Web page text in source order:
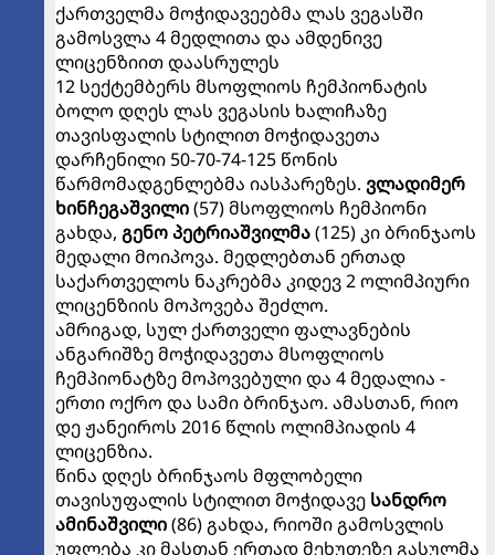
ქართველმა მოჭიდავეებმა ლას ვეგასში
გამოსვლა 4 მედლითა და ამდენივე
ლიცენზიით დაასრულეს
12 სექტემბერს მსოფლიოს ჩემპიონატის
ბოლო დღეს ლას ვეგასის ხალიჩაზე
თავისფალის სტილით მოჭიდავეთა
დარჩენილი 50-70-74-125 წონის
წარმომადგენლებმა იასპარეზეს. ვლადიმერ
ხინჩეგაშვილი(57) მსოფლიოს ჩემპიონი
გახდა, გენო პეტრიაშვილმა(125) კი ბრინჯაოს
მედალი მოიპოვა. მედლებთან ერთად
საქართველოს ნაკრებმა კიდევ 2 ოლიმპიური
ლიცენზიის მოპოვება შეძლო.
ამრიგად, სულ ქართველი ფალავნების
ანგარიშზე მოჭიდავეთა მსოფლიოს
ჩემპიონატზე მოპოვებული და 4 მედალია -
ერთი ოქრო და სამი ბრინჯაო. ამასთან, რიო
დე ჟანეიროს 2016 წლის ოლიმპიადის 4
ლიცენზია.
წინა დღეს ბრინჯაოს მფლობელი
თავისუფალის სტილით მოჭიდავე სანდრო
ამინაშვილი(86) გახდა, რიოში გამოსვლის
უფლება კი მასთან ერთად მეხუთეზე გასულმა